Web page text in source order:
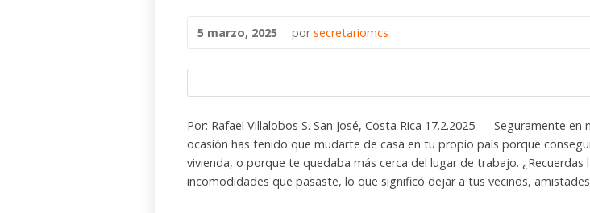
5 marzo, 2025 porsecretariomcs
Por: Rafael Villalobos S. San José, Costa Rica 17.2.2025 Seguramente en
ocasión has tenido que mudarte de casa en tu propio país porque
vivienda, o porque te quedaba más cerca del lugar de trabajo. ¿Recuerdas
incomodidades que pasaste, lo que significó dejar a tus vecinos,